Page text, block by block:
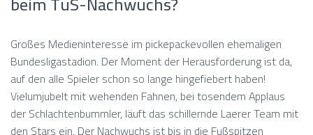
Großes Medieninteresse im pickepackevollen ehemaligen
Bundesligastadion. Der Moment der Herausforderung ist da,
auf den alle Spieler schon so lange hingefiebert haben!
Vielumjubelt mit wehenden Fahnen, bei tosendem Applaus
der Schlachtenbummler, läuft das schillernde Laerer Team mit
den Stars ein. Der Nachwuchs ist bis in die Fußspitzen